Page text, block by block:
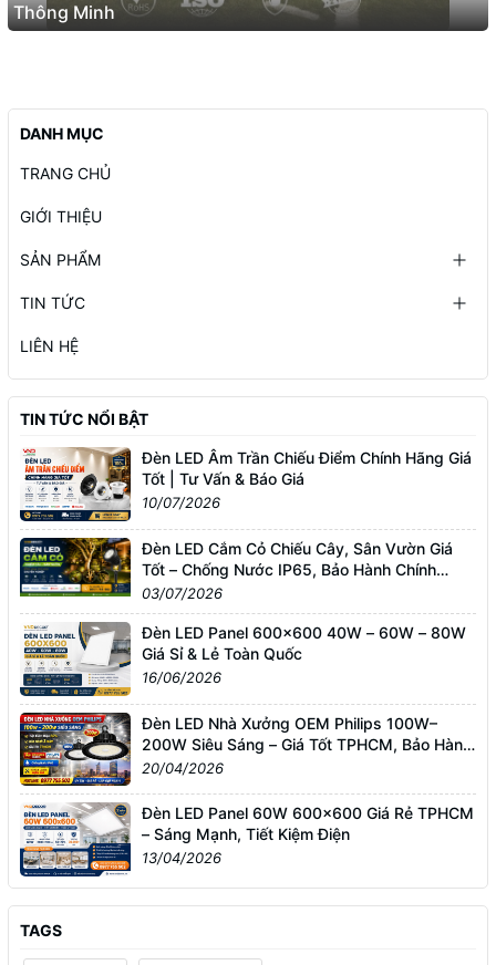
Thông Minh
DANH MỤC
TRANG CHỦ
GIỚI THIỆU
SẢN PHẨM
TIN TỨC
LIÊN HỆ
TIN TỨC NỔI BẬT
Đèn LED Âm Trần Chiếu Điểm Chính Hãng Giá
Tốt | Tư Vấn & Báo Giá
10/07/2026
Đèn LED Cắm Cỏ Chiếu Cây, Sân Vườn Giá
Tốt – Chống Nước IP65, Bảo Hành Chính
Hãng
03/07/2026
Đèn LED Panel 600x600 40W – 60W – 80W
Giá Sỉ & Lẻ Toàn Quốc
16/06/2026
Đèn LED Nhà Xưởng OEM Philips 100W–
200W Siêu Sáng – Giá Tốt TPHCM, Bảo Hành
3 Năm
20/04/2026
Đèn LED Panel 60W 600x600 Giá Rẻ TPHCM
– Sáng Mạnh, Tiết Kiệm Điện
13/04/2026
TAGS